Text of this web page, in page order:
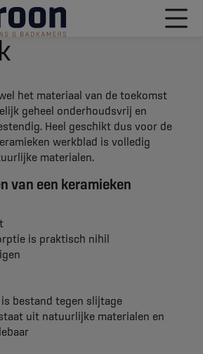
het materiaal van de toekomst
geheel onderhoudsvrij en
Heel geschikt dus voor de
werkblad is volledig
materialen.
van een keramieken
is praktisch nihil
bestand tegen slijtage
uit natuurlijke materialen en